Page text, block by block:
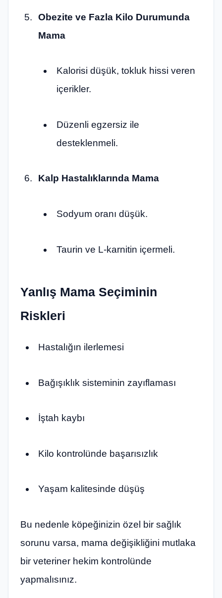
Obezite ve Fazla Kilo Durumunda
Mama
Kalorisi düşük, tokluk hissi veren
içerikler.
Düzenli egzersiz ile
desteklenmeli.
Kalp Hastalıklarında Mama
Sodyum oranı düşük.
Taurin ve L-karnitin içermeli.
Yanlış Mama Seçiminin
Riskleri
Hastalığın ilerlemesi
Bağışıklık sisteminin zayıflaması
İştah kaybı
Kilo kontrolünde başarısızlık
Yaşam kalitesinde düşüş
Bu nedenle köpeğinizin özel bir sağlık
sorunu varsa, mama değişikliğini mutlaka
bir veteriner hekim kontrolünde
yapmalısınız.